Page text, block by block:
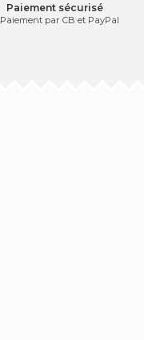
Paiement sécurisé
Paiement par CB et PayPal